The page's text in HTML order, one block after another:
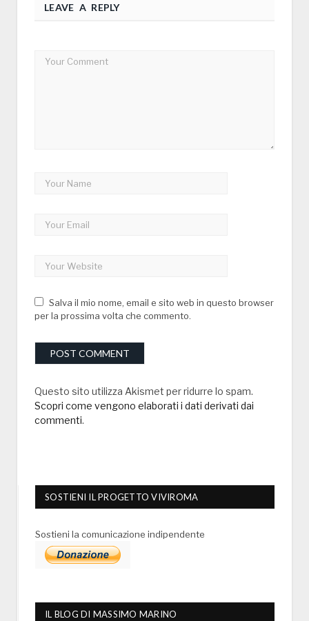
LEAVE A REPLY
Salva il mio nome, email e sito web in questo browser
per la prossima volta che commento.
Questo sito utilizza Akismet per ridurre lo spam.
Scopri come vengono elaborati i dati derivati dai
commenti.
SOSTIENI IL PROGETTO VIVIROMA
Sostieni la comunicazione indipendente
IL BLOG DI MASSIMO MARINO